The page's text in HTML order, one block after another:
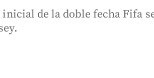
de la doble fecha Fifa